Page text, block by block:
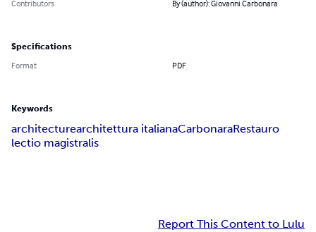
Contributors
By (author): Giovanni Carbonara
Specifications
Format PDF
Keywords
architecturearchitettura italianaCarbonaraRestauro
lectio magistralis
Report This Content to Lulu